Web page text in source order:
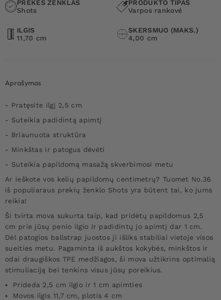
PREKĖS ŽENKLAS
Shots
PRODUKTO TIPAS
Varpos rankovė
ILGIS
11,70 cm
SKERSMUO (MAKS.)
4,00 cm
Aprašymas
- Pratęsite ilgį 2,5 cm
- Suteikia padidintą apimtį
- Briaunuota struktūra
- Minkštas ir patogus dėvėti
- Suteikia papildomą masažą skverbimosi metu
Ar ieškote vos kelių papildomų centimetrų? Tuomet No.36
iš populiaraus prekių ženklo Shots yra būtent tai, ko jums
reikia!
Ši tvirta mova sukurta taip, kad pridėtų papildomus 2,5
cm prie jūsų penio ilgio ir padidintų jo apimtį dar 1 cm.
Dėl patogios ballstrap juostos ji išliks stabiliai vietoje visos
sueities metu. Pagaminta iš aukštos kokybės, minkštos ir
odai draugiškos TPE medžiagos, ši mova užtikrins optimalią
stimuliaciją bei tenkins visus jūsų poreikius.
Prideda 2,5 cm ilgio ir 1 cm apimties
Movos ilgis 11,7 cm, plotis 4 cm